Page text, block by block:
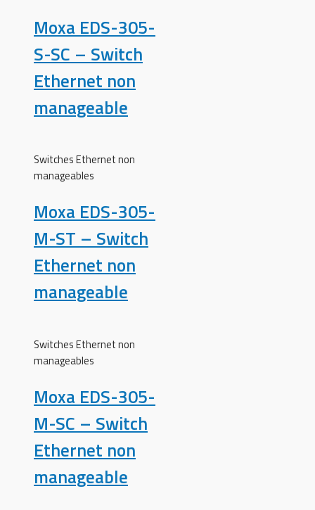
Moxa EDS-305-
S-SC – Switch
Ethernet non
manageable
Switches Ethernet non
manageables
Moxa EDS-305-
M-ST – Switch
Ethernet non
manageable
Switches Ethernet non
manageables
Moxa EDS-305-
M-SC – Switch
Ethernet non
manageable